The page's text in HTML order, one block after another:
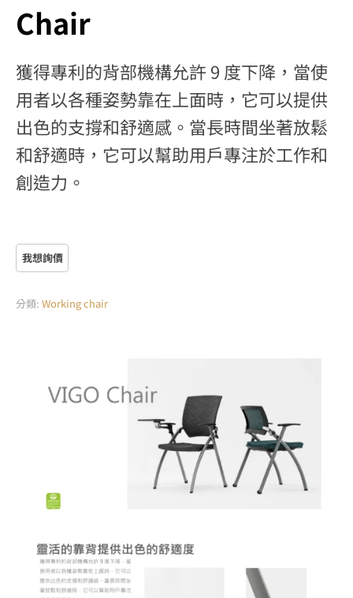
Chair
獲得專利的背部機構允許 9 度下降，當使
用者以各種姿勢靠在上面時，它可以提供
出色的支撐和舒適感。當長時間坐著放鬆
和舒適時，它可以幫助用戶專注於工作和
創造力。
分類: Working chair